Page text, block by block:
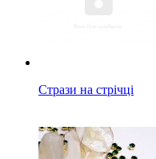
Стрази на стрічці